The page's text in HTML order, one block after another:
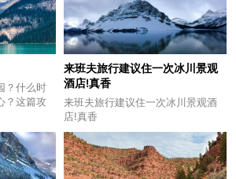
？什么时
？这篇攻
来班夫旅行建议住一次冰川景观
酒店!真香
来班夫旅行建议住一次冰川景观酒
店!真香